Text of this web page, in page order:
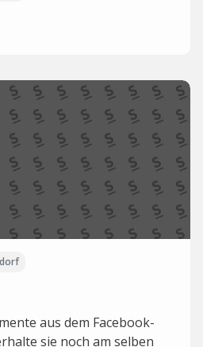
aus dem Facebook-
sie noch am selben